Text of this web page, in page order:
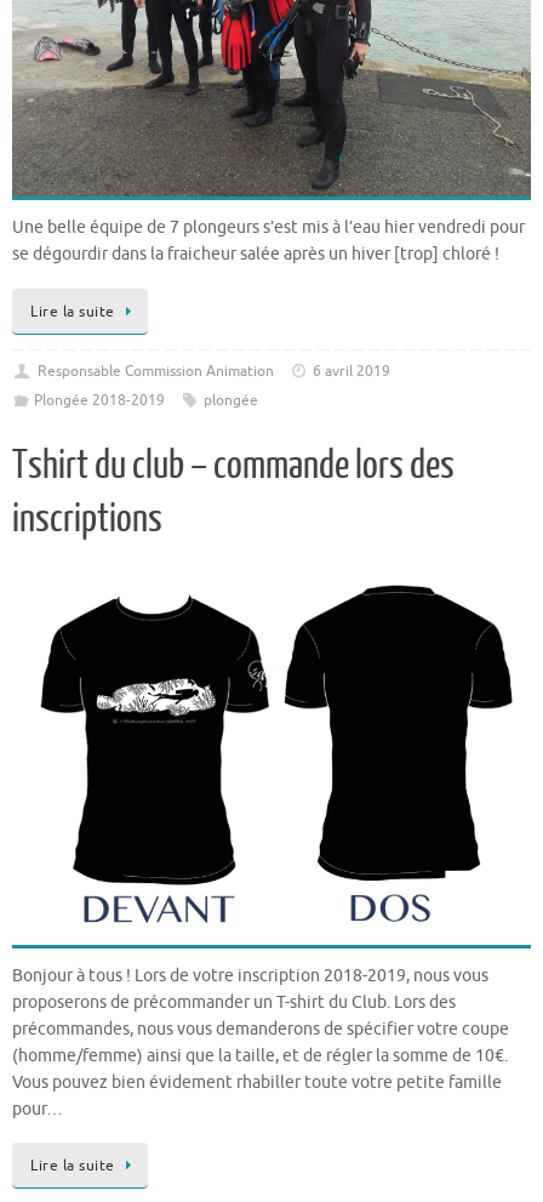
Une belle équipe de 7 plongeurs s’est mis à l’eau hier vendredi pour
se dégourdir dans la fraicheur salée après un hiver [trop] chloré !
Lire la suite
Responsable Commission Animation
6 avril 2019
Plongée 2018-2019
plongée
Tshirt du club – commande lors des
inscriptions
Bonjour à tous ! Lors de votre inscription 2018-2019, nous vous
proposerons de précommander un T-shirt du Club. Lors des
précommandes, nous vous demanderons de spécifier votre coupe
(homme/femme) ainsi que la taille, et de régler la somme de 10€.
Vous pouvez bien évidement rhabiller toute votre petite famille
pour…
Lire la suite